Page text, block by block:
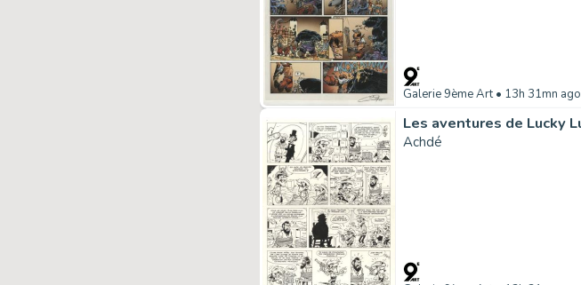
Galerie 9ème Art• 13h 31mn ago
Achdé